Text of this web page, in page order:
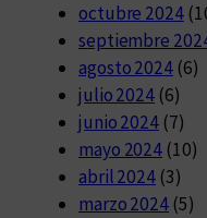
octubre 2024
septiembre
agosto 2024(6)
julio 2024 (6)
junio 2024 (7)
mayo 2024 (10)
abril 2024 (3)
marzo 2024 (5)